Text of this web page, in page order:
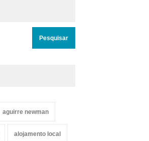
aguirre newman
alojamento local